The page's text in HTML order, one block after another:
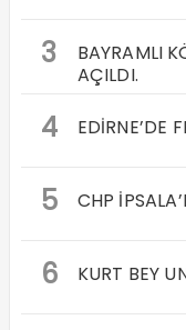
3
BAYRAMLI
AÇILDI.
4 EDİRNE’DE
5 CHP
6 KURT BEY